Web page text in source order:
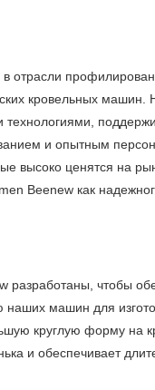
отрасли
кровельных
и опытным
высоко ценятся на
Beenew как
чтобы
машин для
круглую форму на
и обеспечивает